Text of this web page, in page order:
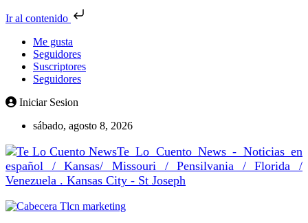
Ir al contenido
Me gusta
Seguidores
Suscriptores
Seguidores
Iniciar Sesion
sábado, agosto 8, 2026
Te Lo Cuento News - Noticias en
español / Kansas/ Missouri / Pensilvania / Florida /
Venezuela . Kansas City - St Joseph